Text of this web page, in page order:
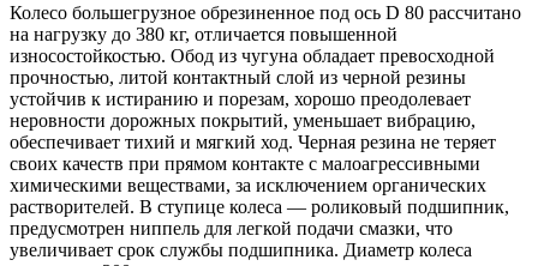
Колесо большегрузное обрезиненное под ось D 80 рассчитано
на нагрузку до 380 кг, отличается повышенной
износостойкостью. Обод из чугуна обладает превосходной
прочностью, литой контактный слой из черной резины
устойчив к истиранию и порезам, хорошо преодолевает
неровности дорожных покрытий, уменьшает вибрацию,
обеспечивает тихий и мягкий ход. Черная резина не теряет
своих качеств при прямом контакте с малоагрессивными
химическими веществами, за исключением органических
растворителей. В ступице колеса — роликовый подшипник,
предусмотрен ниппель для легкой подачи смазки, что
увеличивает срок службы подшипника. Диаметр колеса